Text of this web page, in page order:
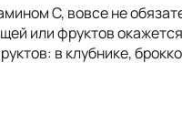
C, вовсе не
или фруктов
в клубнике,